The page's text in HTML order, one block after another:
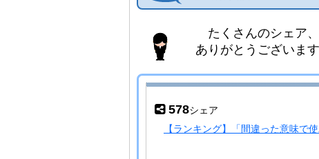
たくさんのシェア、
ありがとうございます！
578シェア
【ランキング】「間違った意味で